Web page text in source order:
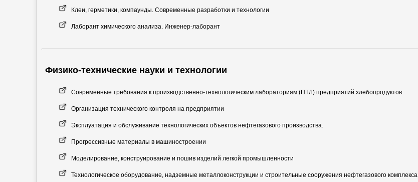
Клеи, герметики, компаунды. Современные разработки и технологии
Лаборант химического анализа. Инженер-лаборант
Физико-технические науки и технологии
Современные требования к производственно-технологическим лабораториям (ПТЛ) предприятий хлебопродуктов
Организация технического контроля на предприятии
Эксплуатация и обслуживание технологических объектов нефтегазового производства.
Прогрессивные материалы в машиностроении
Моделирование, конструирование и пошив изделий легкой промышленности
Технологическое оборудование, надземные металлоконструкции и строительные сооружения нефтегазового комплекса